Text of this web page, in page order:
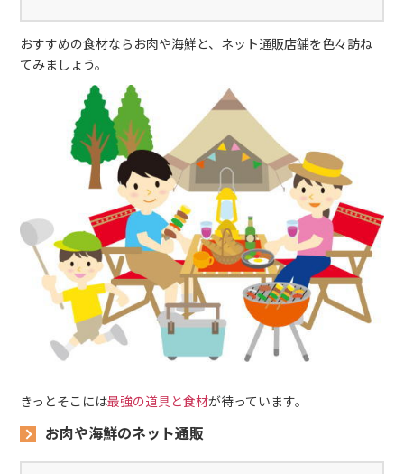
おすすめの食材ならお肉や海鮮と、ネット通販店舗を色々訪ね
てみましょう。
きっとそこには最強の道具と食材が待っています。
お肉や海鮮のネット通販